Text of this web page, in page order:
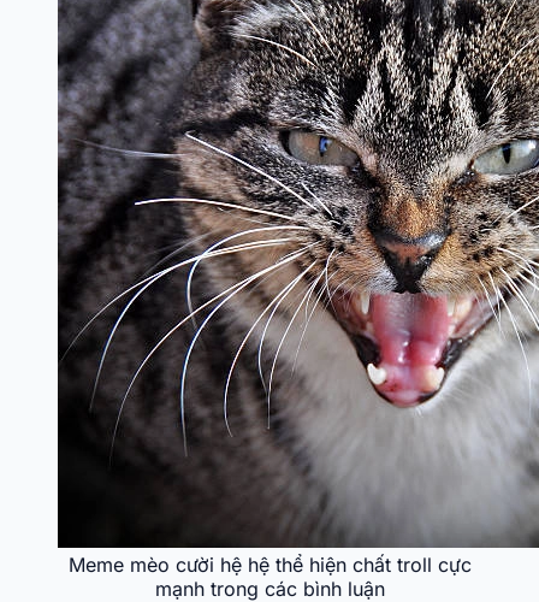
Meme mèo cười hệ hệ thể hiện chất troll cực
mạnh trong các bình luận